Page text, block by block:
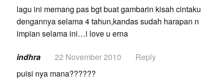
lagu ini memang pas bgt buat gambarin kisah cintaku
dengannya selama 4 tahun,kandas sudah harapan n
impian selama ini…i love u erna
indhra 22 November 2010
Reply
puisi nya mana??????